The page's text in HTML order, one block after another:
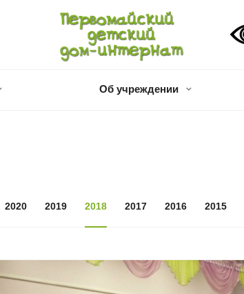
Об учреждении
2020 2019 2018 2017 2016 2015